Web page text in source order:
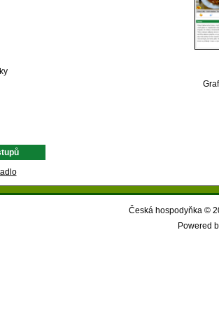
Česká hospodyňka ©
Powered